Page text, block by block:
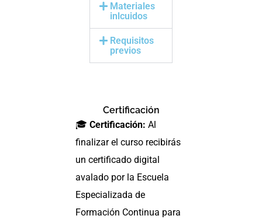
Materiales
inlcuidos
Requisitos
previos
Certificación
🎓Certificación: Al
finalizar el curso recibirás
un certificado digital
avalado por la Escuela
Especializada de
Formación Continua para